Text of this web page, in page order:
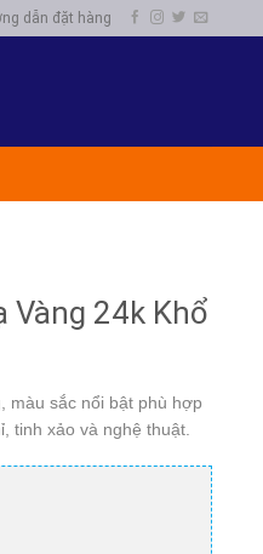
dẫn đặt hàng
Vàng 24k Khổ
màu sắc nổi bật phù hợp
tinh xảo và nghệ thuật.